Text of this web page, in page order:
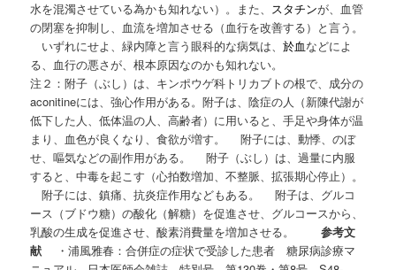
水を混濁させている為かも知れない）。また、 スタチンが、血管
の閉塞を抑制し、血流を増加させる（血行を改善する）と言う。
いずれにせよ、緑内障と言う眼科的な病気は、於血などによ
る、血行の悪さが、根本原因なのかも知れない。
注２：附子（ぶし）は、キンポウゲ科トリカブトの根で、成分の
aconitineには、強心作用がある。附子は、陰症の人（新陳代謝が
低下した人、低体温の人、高齢者）に用いると、手足や身体が温
まり、血色が良くなり、食欲が増す。 附子には、動悸、のぼ
せ、嘔気などの副作用がある。 附子（ぶし）は、過量に内服
すると、中毒を起こす（心拍数増加、不整脈、拡張期心停止）。
附子には、鎮痛、抗炎症作用などもある。 附子は、グルコ
ース（ブドウ糖）の酸化（解糖）を促進させ、グルコースから、
乳酸の生成を促進させ、酸素消費量を増加させる。
参考文
献 ・浦風雅春：合併症の症状で受診した患者 糖尿病診療マ